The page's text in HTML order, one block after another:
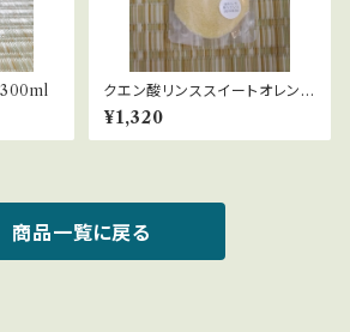
300ml
クエン酸リンススイートオレンジ
スノー
¥1,320
商品一覧に戻る